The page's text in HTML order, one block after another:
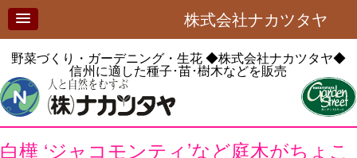
株式会社ナカツタヤ
野菜づくり・ガーデニング・生花◆株式会社ナカツタヤ◆
信州に適した種子･苗･樹木などを販売
白樺 ‘ジャコモンティ’など庭木がちょこ